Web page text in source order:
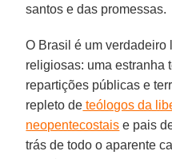
santos e das promessas.
O Brasil é um
religiosas: uma estranha
repartições públicas e
repleto de teólogos da
neopentecostais e pais
trás de todo o aparente